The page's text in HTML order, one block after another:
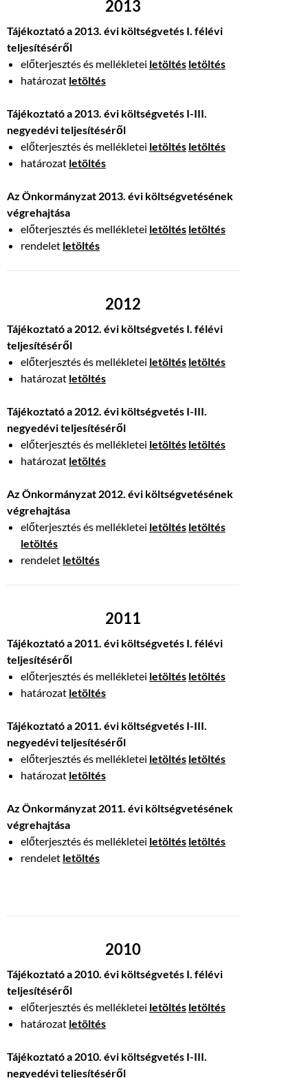
2013
Tájékoztató a 2013. évi költségvetés I. félévi
teljesítéséről
előterjesztés és mellékletei letöltés letöltés
határozat letöltés
Tájékoztató a 2013. évi költségvetés I-III.
negyedévi teljesítéséről
előterjesztés és mellékletei letöltés letöltés
határozat letöltés
Az Önkormányzat 2013. évi költségvetésének
végrehajtása
előterjesztés és mellékletei letöltés letöltés
rendelet letöltés
2012
Tájékoztató a 2012. évi költségvetés I. félévi
teljesítéséről
előterjesztés és mellékletei letöltés letöltés
határozat letöltés
Tájékoztató a 2012. évi költségvetés I-III.
negyedévi teljesítéséről
előterjesztés és mellékletei letöltés letöltés
határozat letöltés
Az Önkormányzat 2012. évi költségvetésének
végrehajtása
előterjesztés és mellékletei letöltés letöltés
letöltés
rendelet letöltés
2011
Tájékoztató a 2011. évi költségvetés I. félévi
teljesítéséről
előterjesztés és mellékletei letöltés letöltés
határozat letöltés
Tájékoztató a 2011. évi költségvetés I-III.
negyedévi teljesítéséről
előterjesztés és mellékletei letöltés letöltés
határozat letöltés
Az Önkormányzat 2011. évi költségvetésének
végrehajtása
előterjesztés és mellékletei letöltés letöltés
rendelet letöltés
2010
Tájékoztató a 2010. évi költségvetés I. félévi
teljesítéséről
előterjesztés és mellékletei letöltés letöltés
határozat letöltés
Tájékoztató a 2010. évi költségvetés I-III.
negyedévi teljesítéséről